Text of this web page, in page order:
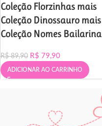
Coleção Florzinhas mais
Coleção Dinossauro mais
Coleção Nomes Bailarina
R$89,90 R$ 79,90
ADICIONAR AO CARRINHO